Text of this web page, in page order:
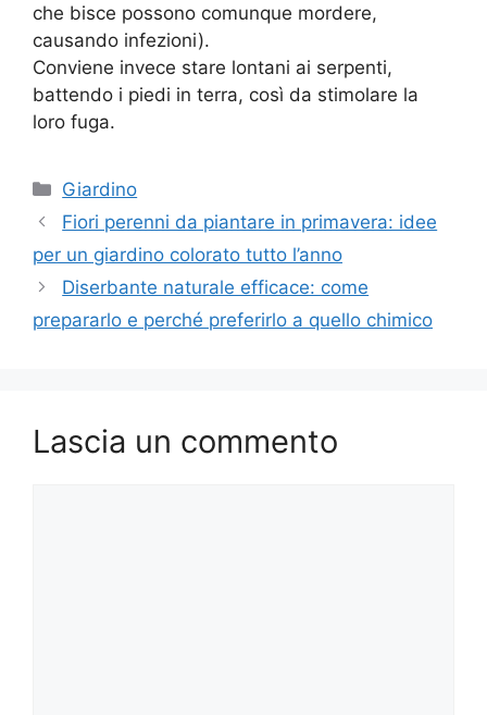
che bisce possono comunque mordere,
causando infezioni).
Conviene invece stare lontani ai serpenti,
battendo i piedi in terra, così da stimolare la
loro fuga.
Categorie
Giardino
Fiori perenni da piantare in primavera: idee
per un giardino colorato tutto l’anno
Diserbante naturale efficace: come
prepararlo e perché preferirlo a quello chimico
Lascia un commento